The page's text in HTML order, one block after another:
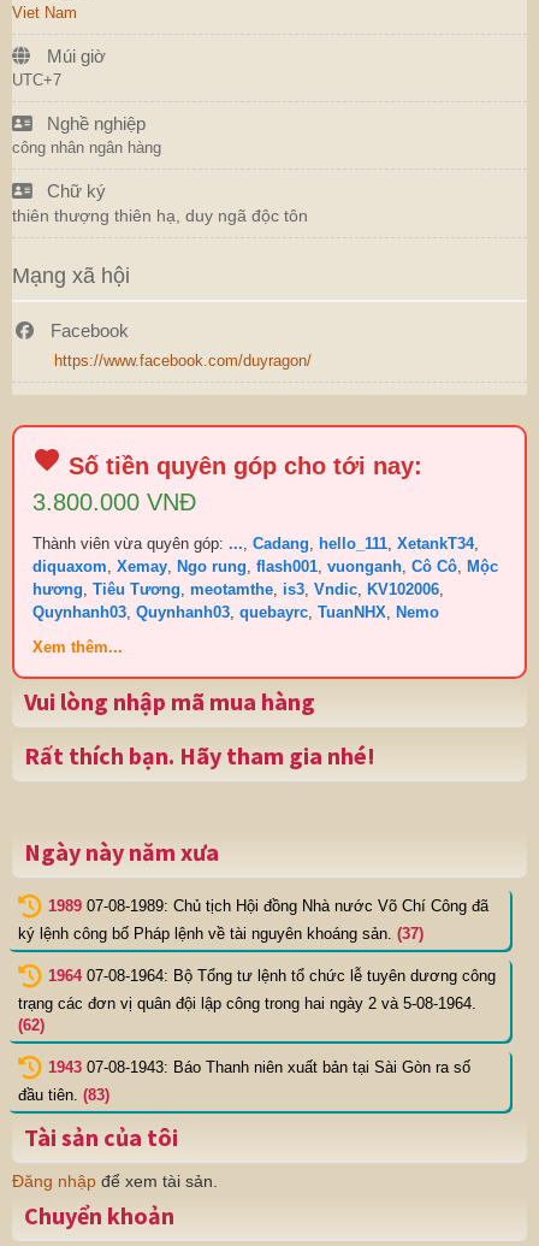
Viet Nam
Múi giờ
UTC+7
Nghề nghiệp
công nhân ngân hàng
Chữ ký
thiên thượng thiên hạ, duy ngã độc tôn
Mạng xã hội
Facebook
https://www.facebook.com/duyragon/
Số tiền quyên góp cho tới nay:
3.800.000 VNĐ
Thành viên vừa quyên góp: ..., Cadang, hello_111, XetankT34,
diquaxom, Xemay, Ngo rung, flash001, vuonganh, Cô Cô, Mộc
hương, Tiêu Tương, meotamthe, is3, Vndic, KV102006,
Quynhanh03, Quynhanh03, quebayrc, TuanNHX, Nemo
Xem thêm...
Vui lòng nhập mã mua hàng
Rất thích bạn. Hãy tham gia nhé!
Ngày này năm xưa
1989 07-08-1989: Chủ tịch Hội đồng Nhà nước Võ Chí Công đã
ký lệnh công bố Pháp lệnh về tài nguyên khoáng sản. (37)
1964 07-08-1964: Bộ Tổng tư lệnh tổ chức lễ tuyên dương công
trạng các đơn vị quân đội lập công trong hai ngày 2 và 5-08-1964.
(62)
1943 07-08-1943: Báo Thanh niên xuất bản tại Sài Gòn ra số
đầu tiên. (83)
Tài sản của tôi
Đăng nhập để xem tài sản.
Chuyển khoản